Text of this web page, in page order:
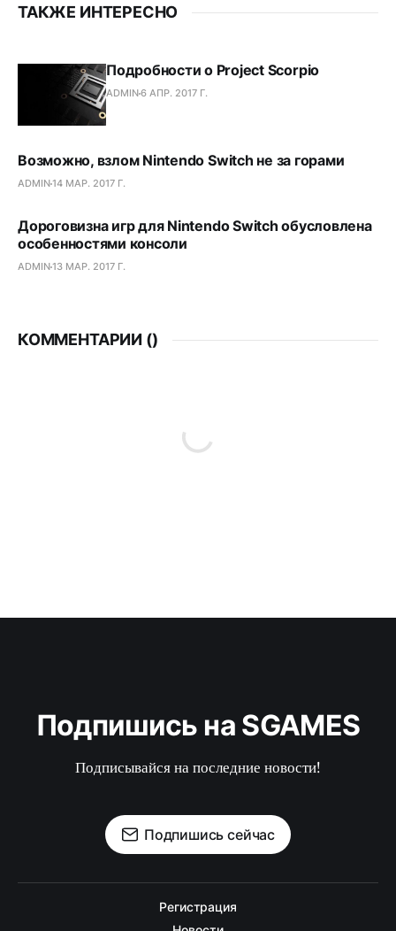
ТАКЖЕ ИНТЕРЕСНО
Подробности о Project Scorpio
ADMIN6 АПР. 2017 Г.
Возможно, взлом Nintendo Switch не за горами
ADMIN14 МАР. 2017 Г.
Дороговизна игр для Nintendo Switch обусловлена
особенностями консоли
ADMIN13 МАР. 2017 Г.
КОММЕНТАРИИ ()
Подпишись на SGAMES
Подписывайся на последние новости!
Подпишись сейчас
Регистрация